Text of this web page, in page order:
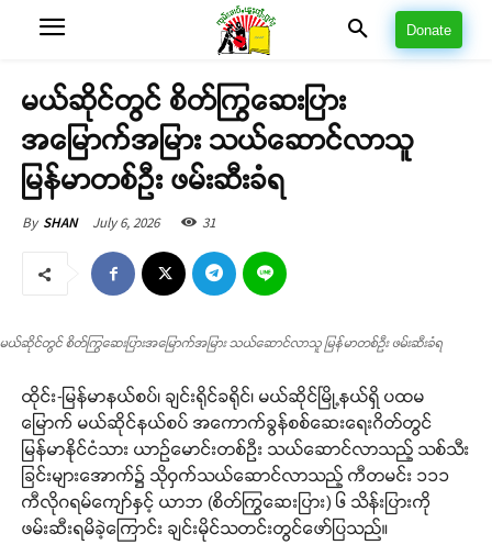
Donate
မယ်ဆိုင်တွင် စိတ်ကြွဆေးပြား
အမြောက်အမြား သယ်ဆောင်လာသူ
မြန်မာတစ်ဦး ဖမ်းဆီးခံရ
By SHAN July 6, 2026 31
မယ်ဆိုင်တွင် စိတ်ကြွဆေးပြားအမြောက်အမြား သယ်ဆောင်လာသူ မြန်မာတစ်ဦး ဖမ်းဆီးခံရ
ထိုင်း-မြန်မာနယ်စပ်၊ ချင်းရိုင်ခရိုင်၊ မယ်ဆိုင်မြို့နယ်ရှိ ပထမ
မြောက် မယ်ဆိုင်နယ်စပ် အကောက်ခွန်စစ်ဆေးရေးဂိတ်တွင်
မြန်မာနိုင်ငံသား ယာဉ်မောင်းတစ်ဦး သယ်ဆောင်လာသည့် သစ်သီး
ခြင်းများအောက်၌ သိုဝှက်သယ်ဆောင်လာသည့် ကီတမင်း ၁၁၁
ကီလိုဂရမ်ကျော်နှင့် ယာဘ (စိတ်ကြွဆေးပြား) ၆ သိန်းပြားကို
ဖမ်းဆီးရမိခဲ့ကြောင်း ချင်းမိုင်သတင်းတွင်ဖော်ပြသည်။